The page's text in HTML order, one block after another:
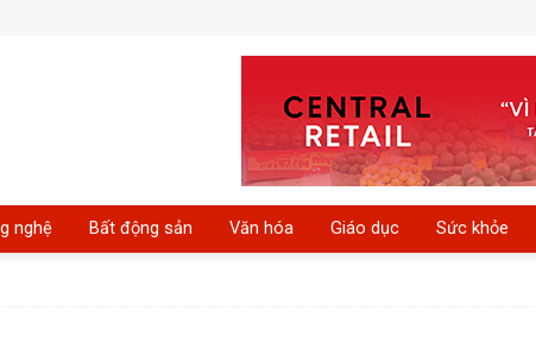
nghệ Bất động sản Văn hóa Giáo dục Sức khỏe